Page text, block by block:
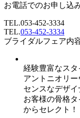
お電話でのお申し込
TEL.053-452-3334
TEL.053-452-3334
ブライダルフェア内
経験豊富なス
アントニオリ
センスなデザイ
お客様の骨格
からセレクト！